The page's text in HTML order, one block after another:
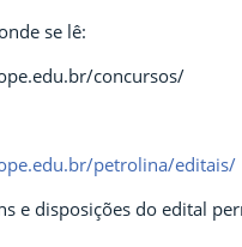
se lê:
concursos/
petrolina/editais/
e disposições do edital